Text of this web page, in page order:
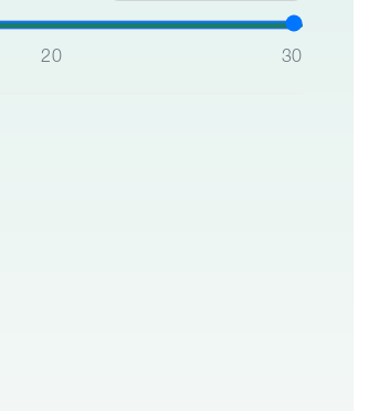
20 30